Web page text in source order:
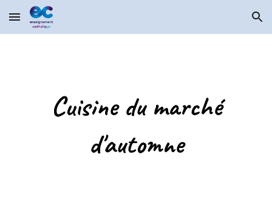
Skip to main content Skip to navigation
Cuisine du marché
d'automne